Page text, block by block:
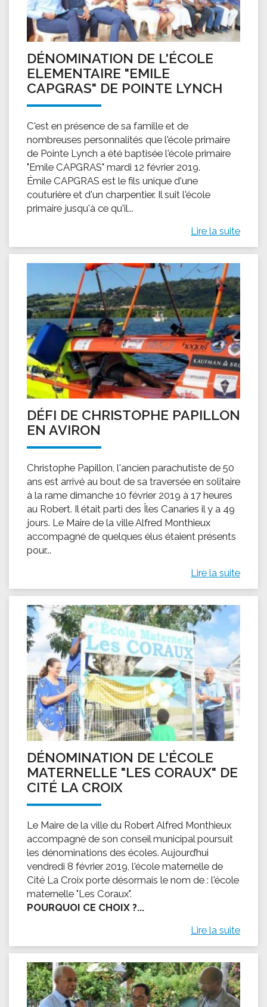
DÉNOMINATION DE L'ÉCOLE
ELEMENTAIRE "EMILE
CAPGRAS" DE POINTE LYNCH
C'est en présence de sa famille et de
nombreuses personnalités que l'école primaire
de Pointe Lynch a été baptisée l'école primaire
"Emile CAPGRAS" mardi 12 février 2019.
Émile CAPGRAS est le fils unique d'une
couturière et d'un charpentier. Il suit l'école
primaire jusqu'à ce qu'il...
Lire la suite
DÉFI DE CHRISTOPHE PAPILLON
EN AVIRON
Christophe Papillon, l'ancien parachutiste de 50
ans est arrivé au bout de sa traversée en solitaire
à la rame dimanche 10 février 2019 à 17 heures
au Robert. Il était parti des Îles Canaries il y a 49
jours. Le Maire de la ville Alfred Monthieux
accompagné de quelques élus étaient présents
pour...
Lire la suite
DÉNOMINATION DE L'ÉCOLE
MATERNELLE "LES CORAUX" DE
CITÉ LA CROIX
Le Maire de la ville du Robert Alfred Monthieux
accompagné de son conseil municipal poursuit
les dénominations des écoles. Aujourd’hui
vendredi 8 février 2019, l'école maternelle de
Cité La Croix porte désormais le nom de : l'école
maternelle "Les Coraux".
POURQUOI CE CHOIX ?...
Lire la suite